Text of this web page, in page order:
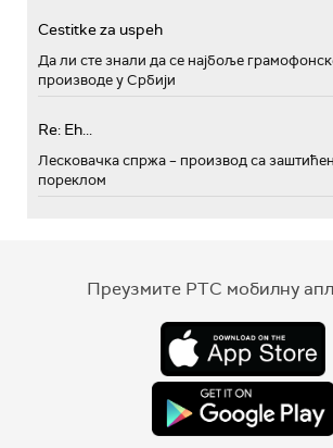
Cestitke za uspeh
Да ли сте знали да се најбоље
производе у Србији
Re: Eh...
Лесковачка спржа – производ са
пореклом
Преузмите РТС мобилну